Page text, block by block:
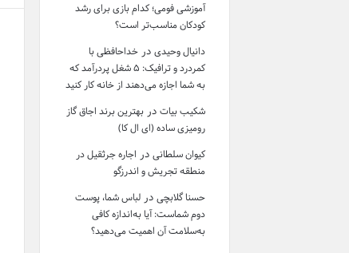
آموزشی فومی؛ کدام بازی برای رشد
کودکان مناسب‌تر است؟
دانیال وحیدی درخداحافظی با
کمردرد و ترافیک: ۵ شغل پردرآمد که
به شما اجازه می‌دهند از خانه کار کنید
شکیب بیات دربهترین برند اجاق گاز
رومیزی ساده (ای ال کا)
کیوان سلطانی در اجاره جرثقیل در
منطقه تجریش و اندرزگو
حسنا گلابچی درلباس شما، پوست
دوم شماست: آیا به‌اندازه کافی
به‌سلامت آن اهمیت می‌دهید؟